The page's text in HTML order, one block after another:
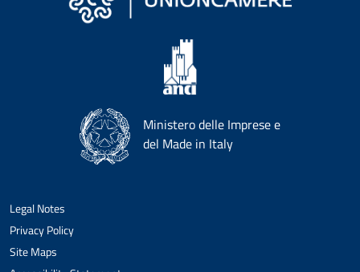
Ministero delle Imprese e
del Made in Italy
Legal Notes
Privacy Policy
Site Maps